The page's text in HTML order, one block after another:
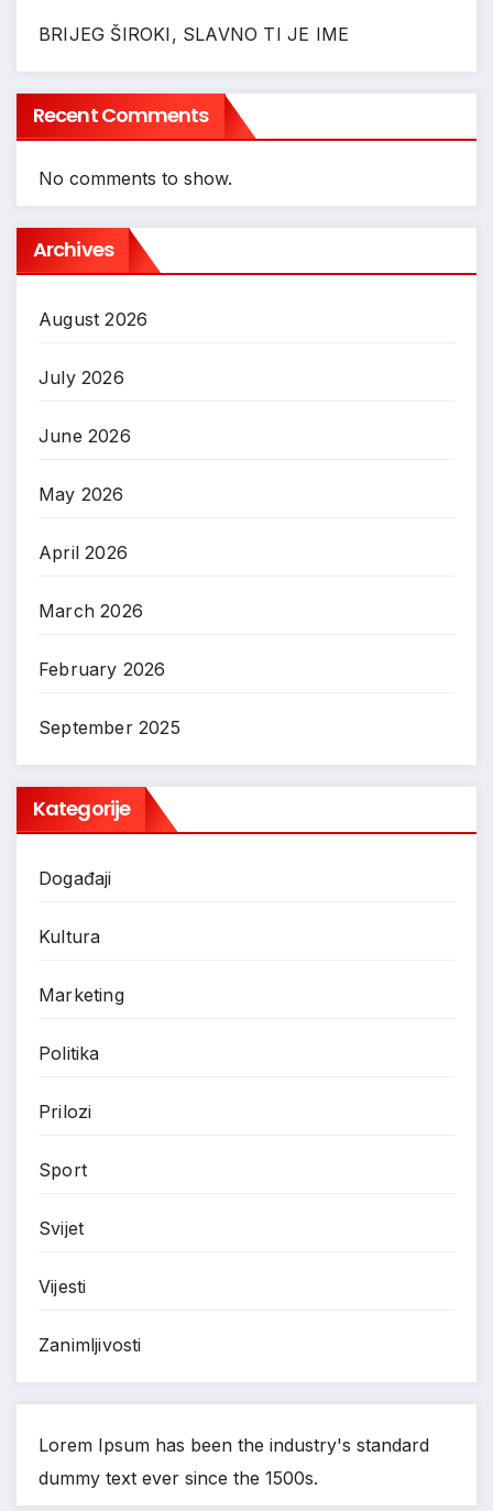
BRIJEG ŠIROKI, SLAVNO TI JE IME
Recent Comments
No comments to show.
Archives
August 2026
July 2026
June 2026
May 2026
April 2026
March 2026
February 2026
September 2025
Kategorije
Događaji
Kultura
Marketing
Politika
Prilozi
Sport
Svijet
Vijesti
Zanimljivosti
Lorem Ipsum has been the industry's standard
dummy text ever since the 1500s.